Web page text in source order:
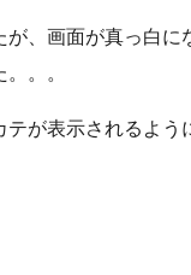
が、画面が真っ白に
。。
が表示されるよう